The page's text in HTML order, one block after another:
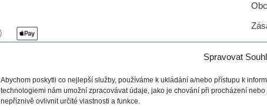
Spravovat
Abychom poskytli co nejlepší služby, používáme k ukládání a/nebo přístupu k
technologiemi nám umožní zpracovávat údaje, jako je chování při procházení
nepříznivě ovlivnit určité vlastnosti a funkce.